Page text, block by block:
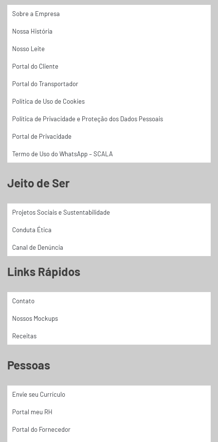
Sobre a Empresa
Nossa História
Nosso Leite
Portal do Cliente
Portal do Transportador
Política de Uso de Cookies
Política de Privacidade e Proteção dos Dados Pessoais
Portal de Privacidade
Termo de Uso do WhatsApp – SCALA
Jeito de Ser
Projetos Sociais e Sustentabilidade
Conduta Ética
Canal de Denúncia
Links Rápidos
Contato
Nossos Mockups
Receitas
Pessoas
Envie seu Currículo
Portal meu RH
Portal do Fornecedor